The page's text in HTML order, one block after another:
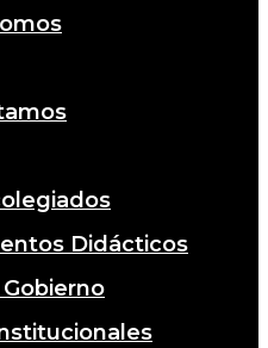
Didácticos